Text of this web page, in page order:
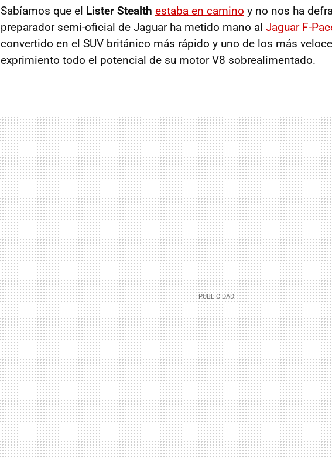
Sabíamos que el Lister Stealth estaba en camino y no nos ha
preparador semi-oficial de Jaguar ha metido mano al Jaguar F-
convertido en el SUV británico más rápido y uno de los más
exprimiento todo el potencial de su motor V8 sobrealimentado.